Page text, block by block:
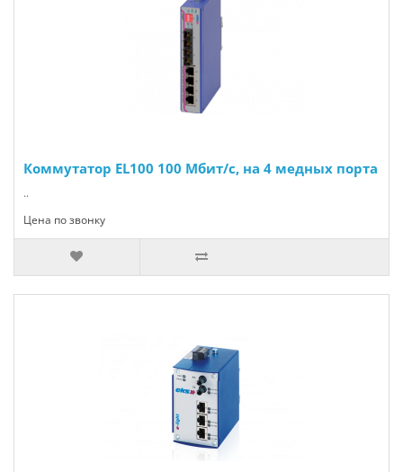
Коммутатор EL100 100 Мбит/с, на 4 медных порта
..
Цена по звонку